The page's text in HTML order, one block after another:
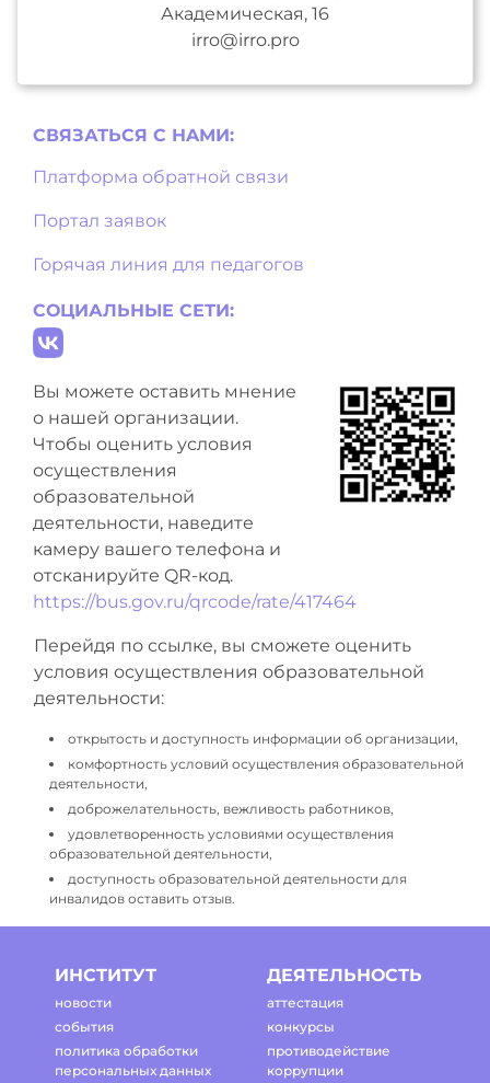
Академическая, 16
irro@irro.pro
СВЯЗАТЬСЯ С НAМИ:
Платформа обратной связи
Портал заявок
Горячая линия для педагогов
СОЦИАЛЬНЫЕ СЕТИ:
Вы можете оставить мнение
о нашей организации.
Чтобы оценить условия
осуществления
образовательной
деятельности, наведите
камеру вашего телефона и
отсканируйте QR-код.
https://bus.gov.ru/qrcode/rate/417464
Перейдя по ссылке, вы сможете оценить
условия осуществления образовательной
деятельности:
открытость и доступность информации об организации,
комфортность условий осуществления образовательной
деятельности,
доброжелательность, вежливость работников,
удовлетворенность условиями осуществления
образовательной деятельности,
доступность образовательной деятельности для
инвалидов оставить отзыв.
ИНСТИТУТ
новости
события
политика обработки
персональных данных
ДЕЯТЕЛЬНОСТЬ
аттестация
конкурсы
противодействие
коррупции